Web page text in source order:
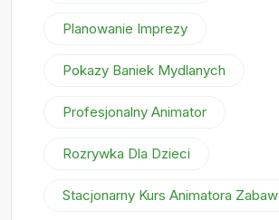
Planowanie Imprezy
Pokazy Baniek Mydlanych
Profesjonalny Animator
Rozrywka Dla Dzieci
Stacjonarny Kurs Animatora Zabaw